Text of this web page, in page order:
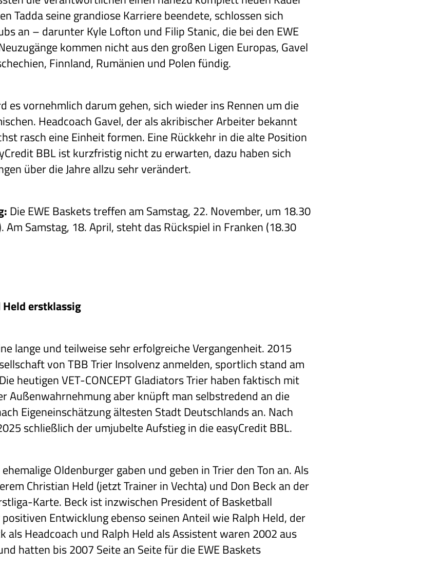
Tadda seine grandiose Karriere beendete, schlossen sich
an – darunter Kyle Lofton und Filip Stanic, die bei den EWE
kommen nicht aus den großen Ligen Europas, Gavel
Finnland, Rumänien und Polen fündig.
es vornehmlich darum gehen, sich wieder ins Rennen um die
Headcoach Gavel, der als akribischer Arbeiter bekannt
rasch eine Einheit formen. Eine Rückkehr in die alte Position
BBL ist kurzfristig nicht zu erwarten, dazu haben sich
über die Jahre allzu sehr verändert.
Die EWE Baskets treffen am Samstag, 22. November, um 18.30
Am Samstag, 18. April, steht das Rückspiel in Franken (18.30
erstklassig
lange und teilweise sehr erfolgreiche Vergangenheit. 2015
von TBB Trier Insolvenz anmelden, sportlich stand am
heutigen VET-CONCEPT Gladiators Trier haben faktisch mit
Außenwahrnehmung aber knüpft man selbstredend an die
Eigeneinschätzung ältesten Stadt Deutschlands an. Nach
schließlich der umjubelte Aufstieg in die easyCredit BBL.
Oldenburger gaben und geben in Trier den Ton an. Als
Christian Held (jetzt Trainer in Vechta) und Don Beck an der
Karte. Beck ist inzwischen President of Basketball
Entwicklung ebenso seinen Anteil wie Ralph Held, der
Headcoach und Ralph Held als Assistent waren 2002 aus
hatten bis 2007 Seite an Seite für die EWE Baskets